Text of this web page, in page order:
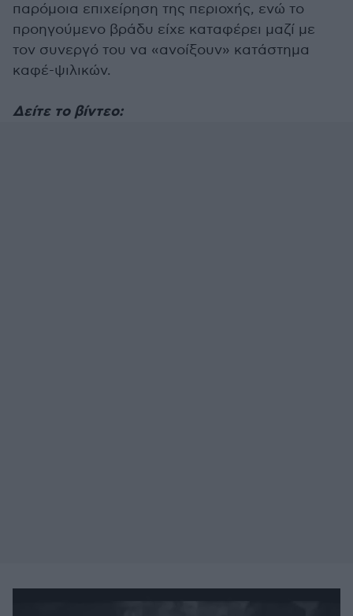
παρόμοια επιχείρηση της περιοχής, ενώ το
προηγούμενο βράδυ είχε καταφέρει μαζί με
τον συνεργό του να «ανοίξουν» κατάστημα
καφέ-ψιλικών.
Δείτε το βίντεο: